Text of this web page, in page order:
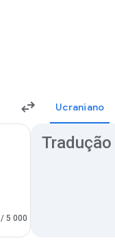
Ucraniano
/ 5 000
Tradução